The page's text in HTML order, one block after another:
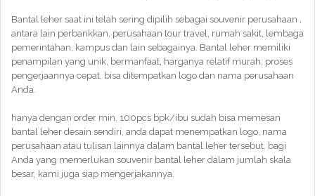
Bantal leher saat ini telah sering dipilih sebagai souvenir perusahaan ,
antara lain perbankkan, perusahaan tour travel, rumah sakit, lembaga
pemerintahan, kampus dan lain sebagainya. Bantal leher memiliki
penampilan yang unik, bermanfaat, harganya relatif murah, proses
pengerjaannya cepat, bisa ditempatkan logo dan nama perusahaan
Anda.
hanya dengan order min. 100pcs bpk/ibu sudah bisa memesan
bantal leher desain sendiri, anda dapat menempatkan logo, nama
perusahaan atau tulisan lainnya dalam bantal leher tersebut. bagi
Anda yang memerlukan souvenir bantal leher dalam jumlah skala
besar, kami juga siap mengerjakannya.